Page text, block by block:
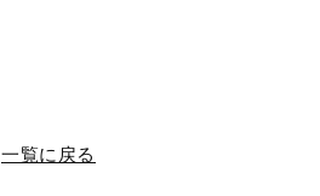
一覧に戻る